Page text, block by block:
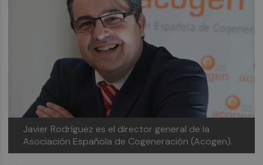
Javier Rodríguez es el director general de la
Asociación Española de Cogeneración (Acogen).